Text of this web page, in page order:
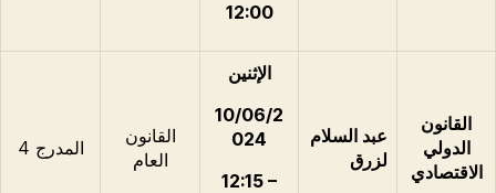
12:00
المدرج 4
القانون
العام
الإثنين
10/06/2
024
12:15 –
عبد السلام
لزرق
القانون
الدولي
الاقتصادي